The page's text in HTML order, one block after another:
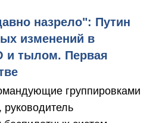
назрело": Путин
изменений в
и тылом. Первая
группировками